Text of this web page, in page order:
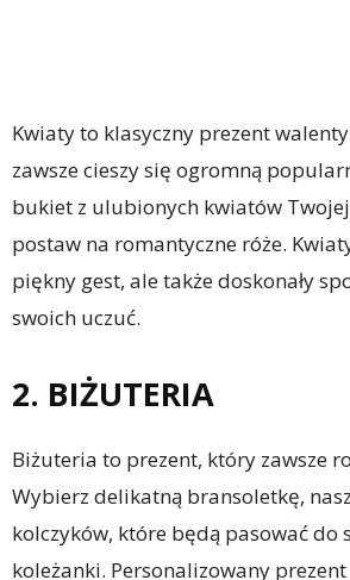
Kwiaty to klasyczny prezent
zawsze cieszy się ogromną
bukiet z ulubionych kwiatów
postaw na romantyczne róże.
piękny gest, ale także doskonały
swoich uczuć.
2. BIŻUTERIA
Biżuteria to prezent, który zawsze
Wybierz delikatną bransoletkę,
kolczyków, które będą pasować do
koleżanki. Personalizowany